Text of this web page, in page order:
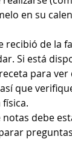
en su
recibió de la
Si está
para
que
notas debe